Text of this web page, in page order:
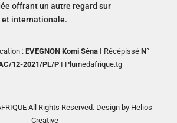
offrant un autre regard sur
et internationale.
: EVEGNON Komi SénaI RécépisséN°
12-2021/PL/PI Plumedafrique.tg
All Rights Reserved. Design by Helios
Creative